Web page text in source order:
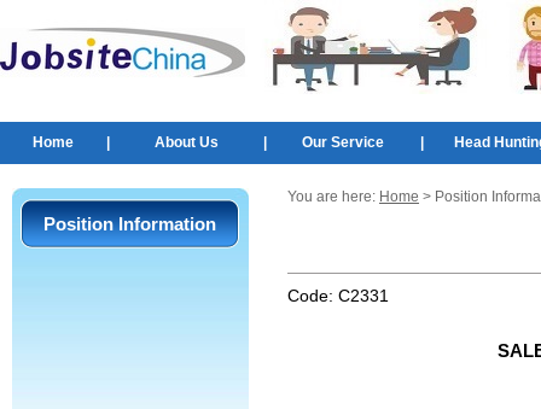
Home About Us Our Service Head
Position Information
You are here: Home > Position
Code: C2331